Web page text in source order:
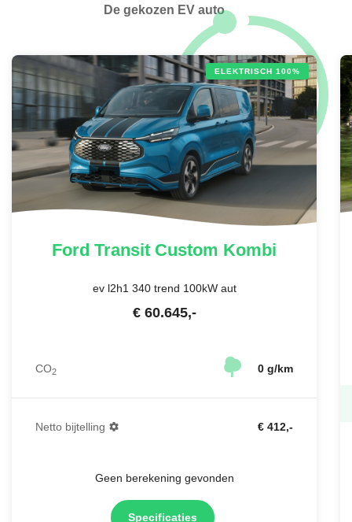
De gekozen EV auto
ELEKTRISCH 100%
Ford Transit Custom Kombi
ev l2h1 340 trend 100kW aut
€ 60.645,-
CO2 0 g/km
Netto bijtelling € 412,-
Geen berekening gevonden
Specificaties